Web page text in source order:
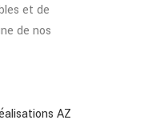
et de
de nos
AZ